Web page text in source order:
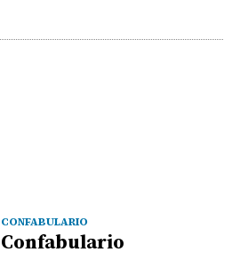
CONFABULARIO
Confabulario